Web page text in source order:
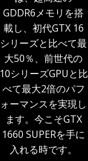
GDDR6メモリを搭
載し、初代GTX 16
シリーズと比べて最
大50％、前世代の
10シリーズGPUと比
べて最大2倍のパフ
ォーマンスを実現し
ます。今こそGTX
1660 SUPERを手に
入れる時です。